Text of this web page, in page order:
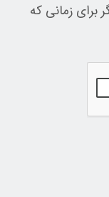
برای زمانی که